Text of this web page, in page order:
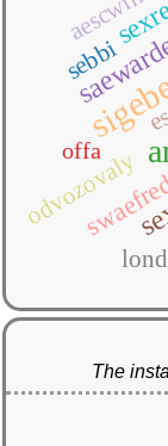
odvozovaly
sebbi
offa
The